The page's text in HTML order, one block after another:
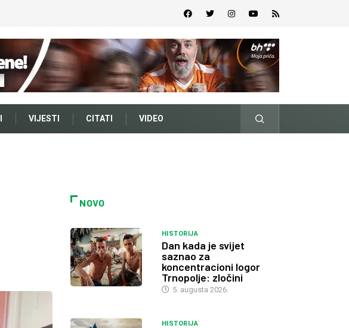
VIJESTI CITATI VIDEO
NOVO
HISTORIJA
Dan kada je svijet
saznao za
koncentracioni logor
Trnopolje: zločini
5. augusta 2026.
HISTORIJA